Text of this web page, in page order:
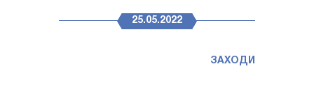
25.05.2022
ЗАХОДИ